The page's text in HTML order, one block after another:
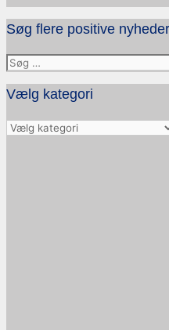
Søg flere positive nyheder
Søg
efter:
Vælg kategori
Vælg